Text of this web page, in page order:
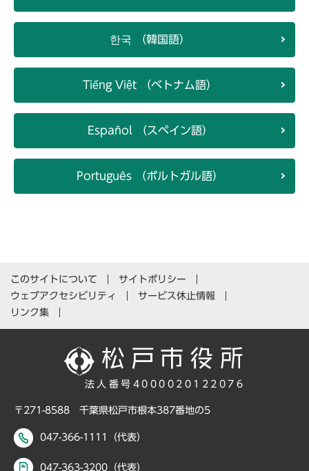
한국 （韓国語）
Tiếng Việt （ベトナム語）
Español （スペイン語）
Português （ポルトガル語）
このサイトについて
サイトポリシー
ウェブアクセシビリティ
サービス休止情報
リンク集
法人番号4000020122076
〒271-8588 千葉県松戸市根本387番地の5
047-366-1111（代表）
047-363-3200（代表）